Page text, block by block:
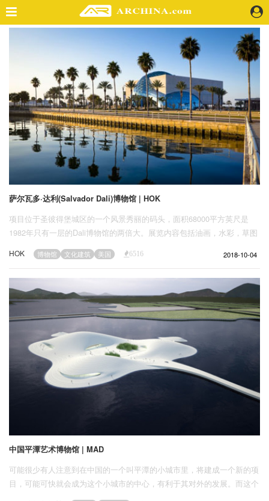
精选案例
景 观
室 内
视 频
头条资讯
业 界
机 构
人 物
地 产
快速搜索
关于投稿
广告投放
关于我们
萨尔瓦多·达利(Salvador Dali)博物馆 | HOK
项目位于圣彼得堡城区的一个风景秀丽的码头，面积68000平方英尺是
1982年只有一层的Dali博物馆的两倍大。展览内容包括油画，水彩，草图
，雕塑等2140件永久藏品。
HOK 博物馆 文化建筑 美国 6516 2018-10-04
中国平潭艺术博物馆 | MAD
可能很少有人注意到在中国的一个叫平潭的小城市里，将建成一个新的项
目，可能可快就会成为这个小城市的中心，有利于其对外的发展。而这个
建筑就是 The Pingtan Art Museum 平潭艺术博物馆。这将会是中国最大